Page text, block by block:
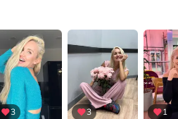
3 3 1